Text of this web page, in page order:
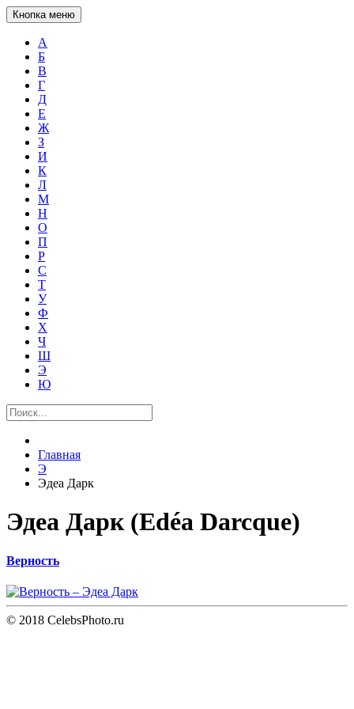
Кнопка меню
А
Б
В
Г
Д
Е
Ж
З
И
К
Л
М
Н
О
П
Р
С
Т
У
Ф
Х
Ч
Ш
Э
Ю
Главная
Э
Эдеа Дарк
Эдеа Дарк (Edéa Darcque)
Верность
© 2018 CelebsPhoto.ru